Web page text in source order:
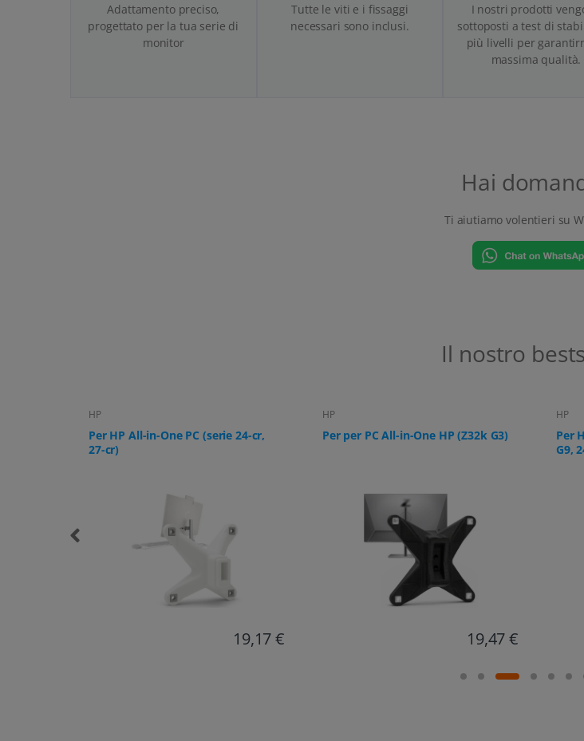
Adattamento preciso,
progettato per la tua serie di
monitor
Tutte le viti e i fissaggi
necessari sono inclusi.
I nostri prodotti
sottoposti a test di
più livelli per
massima qualità.
Hai
Ti aiutiamo volentieri su
Il nostro
HP
Per HP All-in-One PC (serie 24-cr,
27-cr)
19,17 €
HP
Per per PC All-in-One HP (Z32k G3)
19,47 €
HP
Per
G9,